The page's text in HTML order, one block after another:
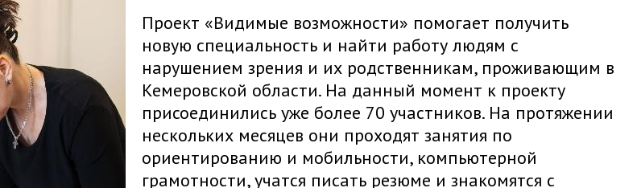
Проект «Видимые возможности» помогает получить
новую специальность и найти работу людям с
нарушением зрения и их родственникам, проживающим в
Кемеровской области. На данный момент к проекту
присоединились уже более 70 участников. На протяжении
нескольких месяцев они проходят занятия по
ориентированию и мобильности, компьютерной
грамотности, учатся писать резюме и знакомятся с